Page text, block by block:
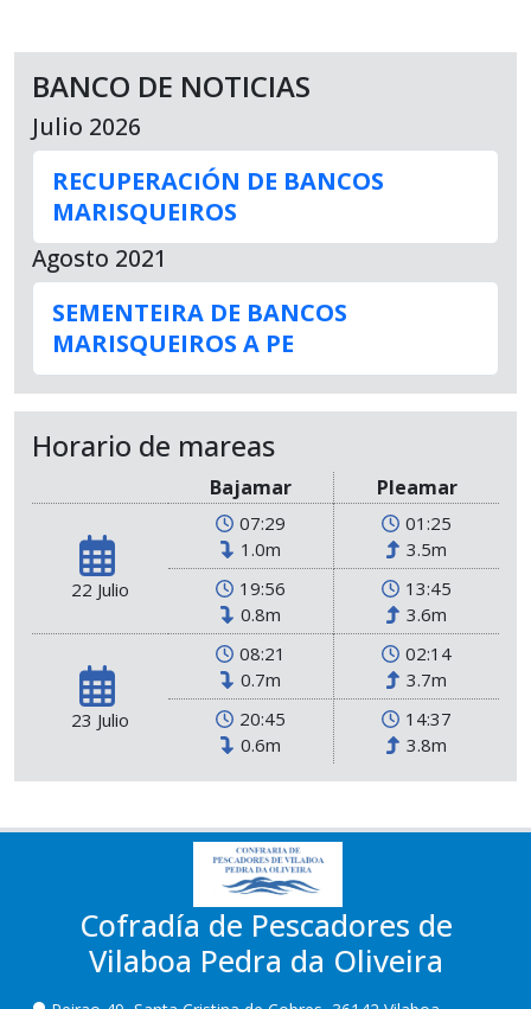
BANCO DE NOTICIAS
Julio 2026
RECUPERACIÓN DE BANCOS
MARISQUEIROS
Agosto 2021
SEMENTEIRA DE BANCOS
MARISQUEIROS A PE
Horario de mareas
Bajamar Pleamar
22 Julio
07:29
1.0m
01:25
3.5m
19:56
0.8m
13:45
3.6m
23 Julio
08:21
0.7m
02:14
3.7m
20:45
0.6m
14:37
3.8m
Cofradía de Pescadores de
Vilaboa Pedra da Oliveira